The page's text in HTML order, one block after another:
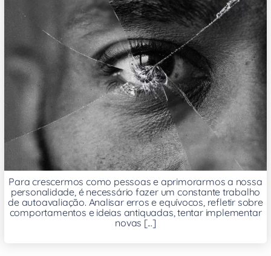
Para crescermos como pessoas e aprimorarmos a nossa
personalidade, é necessário fazer um constante trabalho
de autoavaliação. Analisar erros e equívocos, refletir sobre
comportamentos e ideias antiquadas, tentar implementar
novas [...]